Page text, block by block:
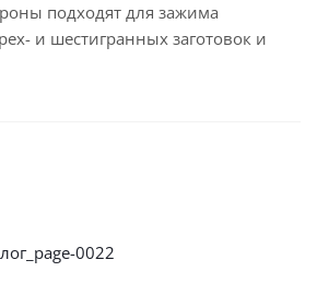
подходят для зажима
и шестигранных заготовок и
0022